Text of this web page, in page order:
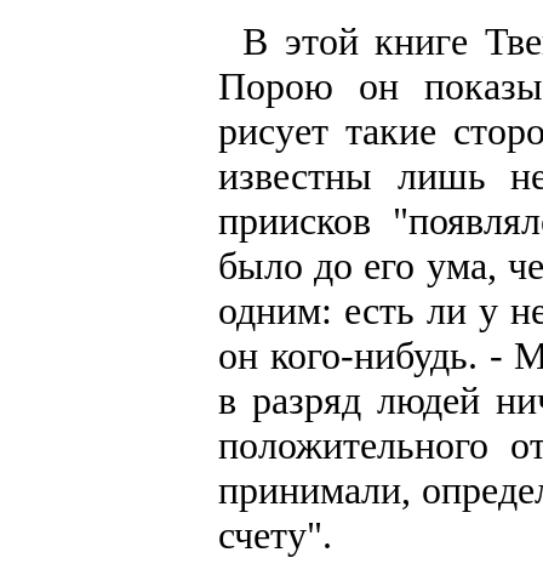
В этой книге
Порою он
рисует такие
известны лишь
приисков
было до его ума,
одним: есть ли у
он кого-нибудь. -
в разряд людей
положительного
принимали,
счету".